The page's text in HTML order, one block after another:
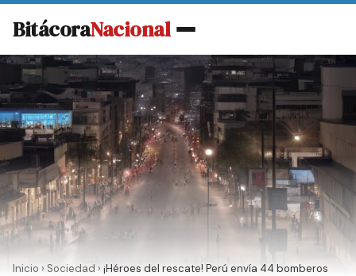
BitácoraNacional
Inicio › Sociedad › ¡Héroes del rescate! Perú envía 44 bomberos